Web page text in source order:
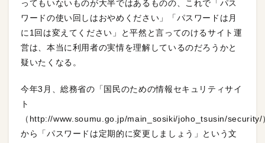
ってもいないものが大半ではあるものの、これで「パス
ワードの使い回しはおやめください」「パスワードは月
に1回は変えてください」と平然と言ってのけるサイト運
営は、本当に利用者の実情を理解しているのだろうかと
疑いたくなる。
今年3月、総務省の「国民のための情報セキュリティサイ
ト
（http://www.soumu.go.jp/main_sosiki/joho_tsusin/security/
から「パスワードは定期的に変更しましょう」という文